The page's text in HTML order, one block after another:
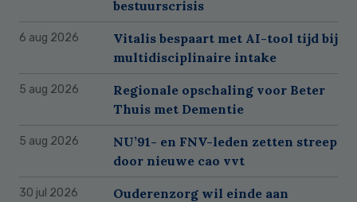
bestuurscrisis
6 aug 2026
Vitalis bespaart met AI-tool tijd bij
multidisciplinaire intake
5 aug 2026
Regionale opschaling voor Beter
Thuis met Dementie
5 aug 2026
NU’91- en FNV-leden zetten streep
door nieuwe cao vvt
30 jul 2026
Ouderenzorg wil einde aan